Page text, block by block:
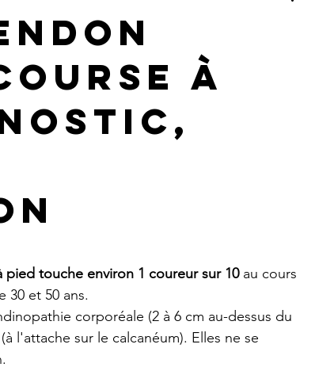
à
touche environ 1 coureur sur 10 au cours
30 et 50 ans.
corporéale (2 à 6 cm au-dessus du
l'attache sur le calcanéum). Elles ne se